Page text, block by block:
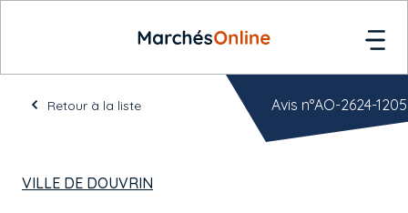
Retour à la liste
VILLE DE DOUVRIN
Avis n°AO-2624-1205